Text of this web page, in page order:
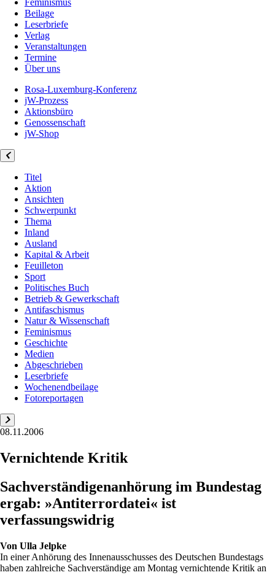
Feminismus
Beilage
Leserbriefe
Verlag
Veranstaltungen
Termine
Über uns
Rosa-Luxemburg-Konferenz
jW-Prozess
Aktionsbüro
Genossenschaft
jW-Shop
Titel
Aktion
Ansichten
Schwerpunkt
Thema
Inland
Ausland
Kapital & Arbeit
Feuilleton
Sport
Politisches Buch
Betrieb & Gewerkschaft
Antifaschismus
Natur & Wissenschaft
Feminismus
Geschichte
Medien
Abgeschrieben
Leserbriefe
Wochenendbeilage
Fotoreportagen
08.11.2006
Vernichtende Kritik
Sachverständigenanhörung im Bundestag
ergab: »Antiterrordatei« ist
verfassungswidrig
Von Ulla Jelpke
In einer Anhörung des Innenausschusses des Deutschen Bundestags
haben zahlreiche Sachverständige am Montag vernichtende Kritik an